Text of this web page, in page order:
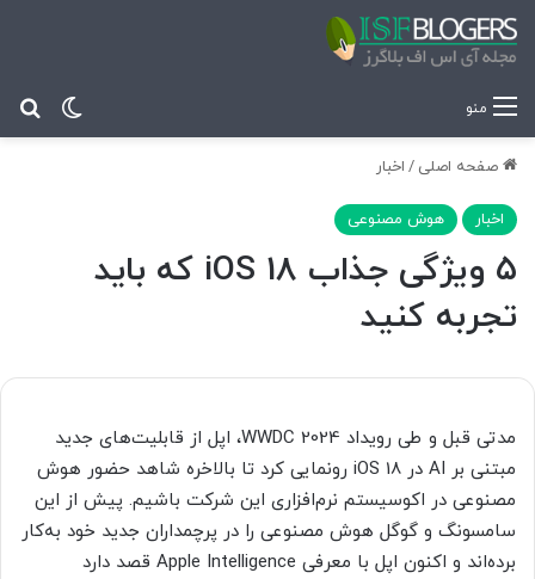
منو
صفحه اصلی / اخبار
اخبار هوش مصنوعی
۵ ویژگی جذاب 18 iOS که باید
تجربه کنید
مدتی قبل و طی رویداد WWDC 2024، اپل از قابلیت‌های جدید
مبتنی بر AI در iOS 18 رونمایی کرد تا بالاخره شاهد حضور هوش
مصنوعی در اکوسیستم نرم‌افزاری این شرکت باشیم. پیش از این
سامسونگ و گوگل هوش مصنوعی را در پرچمداران جدید خود به‌کار
برده‌اند و اکنون اپل با معرفی Apple Intelligence قصد دارد